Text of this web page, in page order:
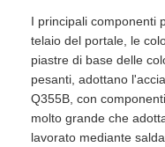
I principali componenti
telaio del portale, le
piastre di base delle
pesanti, adottano
Q355B, con
molto grande che
lavorato mediante